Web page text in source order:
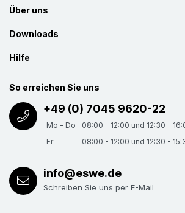
Über uns
Downloads
Hilfe
So erreichen Sie uns
+49 (0) 7045 9620-22
Mo - Do
08:00 - 12:00 und 12:30 -
Fr
08:00 - 12:00 und 12:30 -
info@eswe.de
Schreiben Sie uns per E-Mail